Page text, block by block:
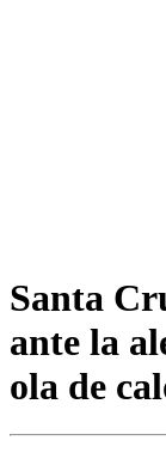
Santa
ante la
ola de